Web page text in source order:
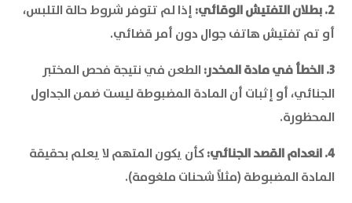
2. بطلان التفتيش الوقائي:
إذا لم تتوفر شروط حالة التلبس،
أو تم تفتيش هاتف جوال دون أمر قضائي.
3. الخطأ في مادة المخدر:
الطعن في نتيجة فحص المختبر
الجنائي، أو إثبات أن المادة المضبوطة ليست ضمن الجداول
المحظورة.
4. انعدام القصد الجنائي:
كأن يكون المتهم لا يعلم بحقيقة
المادة المضبوطة (مثلاً شحنات ملغومة).